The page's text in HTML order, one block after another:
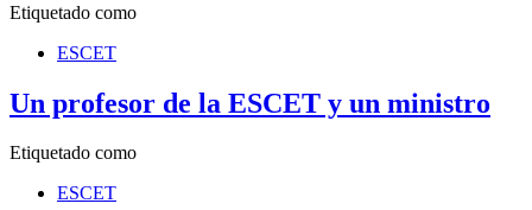
Etiquetado como
ESCET
Un profesor de la ESCET y un ministro
Etiquetado como
ESCET